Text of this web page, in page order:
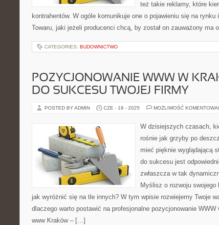
też takie reklamy, które
kontrahentów. W ogóle komunikuje one o pojawieniu się na rynku
Towaru, jaki jeżeli producenci chcą, by został on zauważony
CATEGORIES: BUDOWNICTWO
POZYCJONOWANIE WWW W
DO SUKCESU TWOJEJ FIRMY
POSTED BY ADMIN CZE - 19 - 2025 MOŻLIWOŚĆ
W dzisiejszych czasach,
rośnie jak grzyby po
mieć pięknie wyglądającą
do sukcesu jest
zwłaszcza w tak
Myślisz o rozwoju
jak wyróżnić się na tle innych? W tym wpisie rozwiejemy Twoje
dlaczego warto postawić na profesjonalne pozycjonowanie
www Kraków – […]